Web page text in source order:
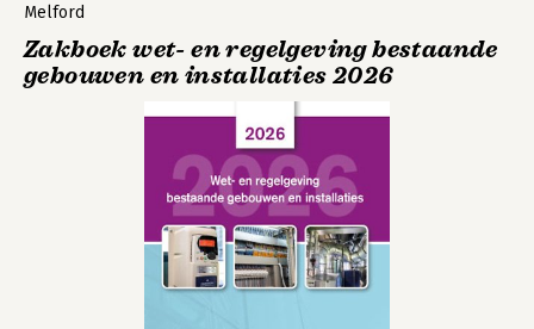
Melford
Zakboek wet- en regelgeving bestaande
gebouwen en installaties 2026